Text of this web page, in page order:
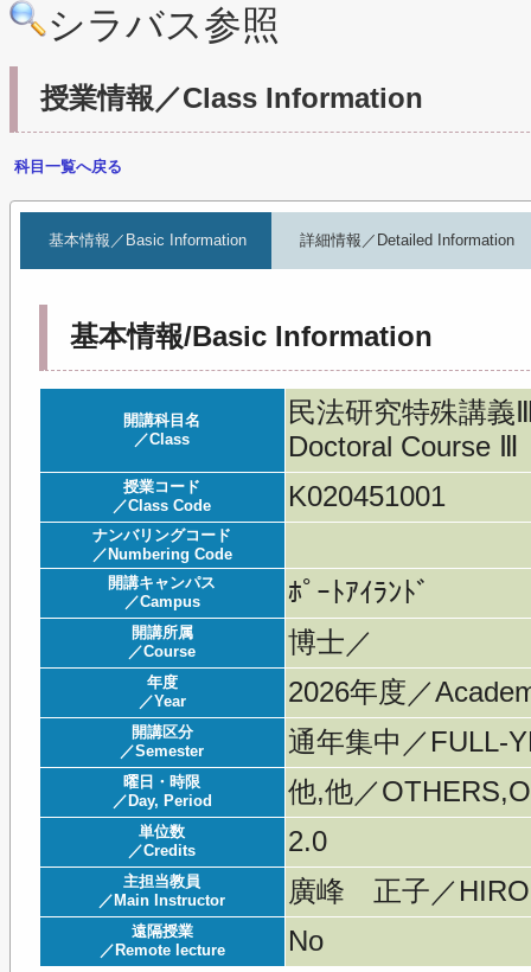
シラバス参照
授業情報／Class Information
科目一覧へ戻る
基本情報／Basic Information 詳細情報／Detailed Information
基本情報/Basic Information
開講科目名
／Class
民法研究特殊講義
Doctoral Course Ⅲ
授業コード
／Class Code
K020451001
ナンバリングコード
／Numbering Code
開講キャンパス
／Campus
ﾎﾟｰﾄｱｲﾗﾝﾄﾞ
開講所属
／Course
博士／
年度
／Year
2026年度／
開講区分
／Semester
通年集中／FULL-
曜日・時限
／Day, Period
他,他／
単位数
／Credits
2.0
主担当教員
／Main Instructor
廣峰 正子／
遠隔授業
／Remote lecture
No